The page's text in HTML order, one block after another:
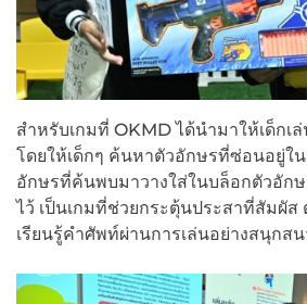
สำหรับเกมที่ OKMD ได้นำมาให้เด็กเล่
โดยให้เด็กๆ ค้นหาตัวอักษรที่ซ่อนอยู่ใ
อักษรที่ค้นพบมาวางใส่ในบล็อกตัวอัก
ไว้ เป็นเกมที่ช่วยกระตุ้นประสาที่สัมผัส
เรียนรู้คำศัพท์ผ่านการเล่นอย่างสนุกส